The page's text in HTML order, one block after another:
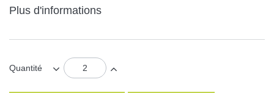
Plus d'informations
Quantité